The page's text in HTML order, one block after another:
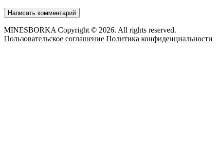
MINESBORKA Copyright © 2026. All rights reserved.
Пользовательское соглашение Политика конфиденциальности